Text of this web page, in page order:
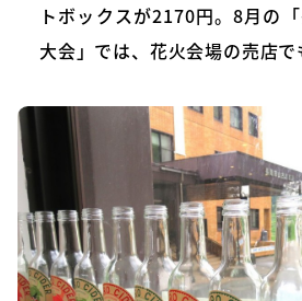
トボックスが2170円。8月の
大会」では、花火会場の売店で